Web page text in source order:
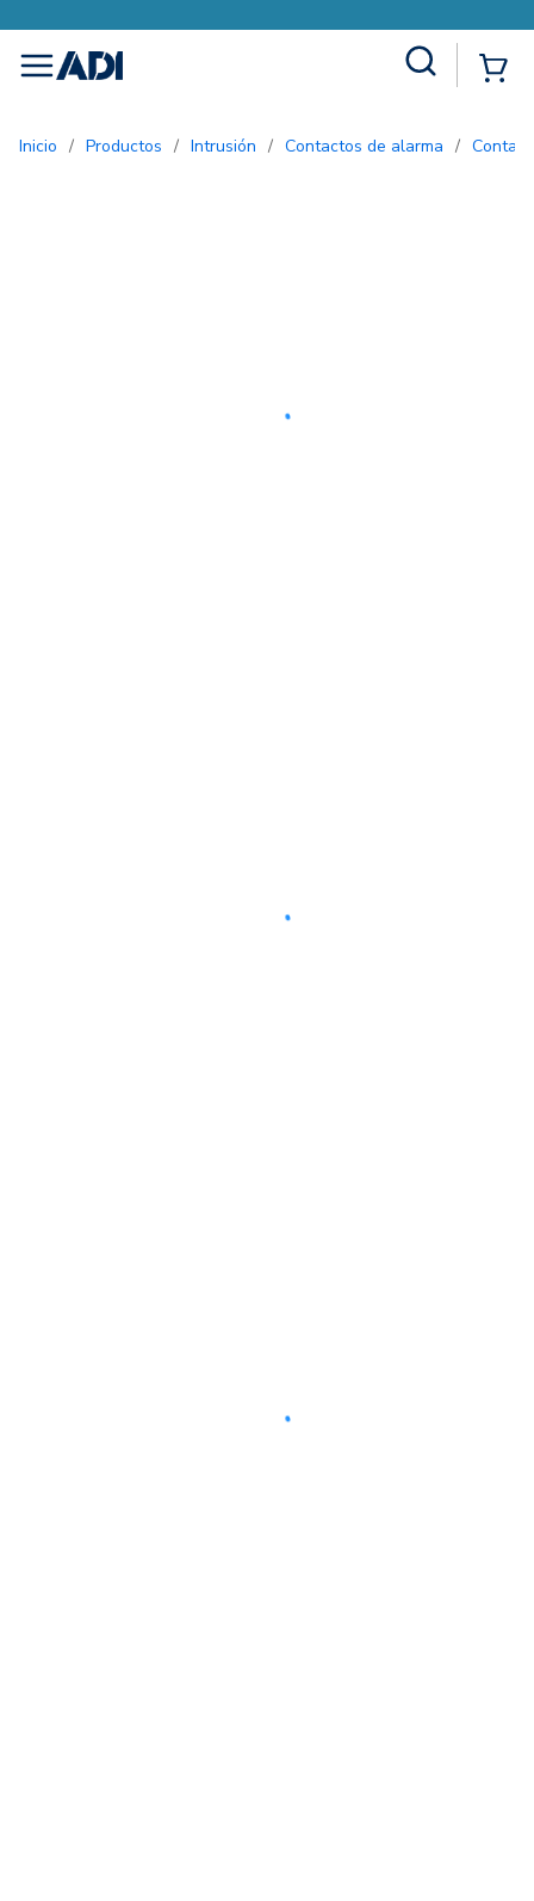
menu
Inicio / Productos / Intrusión / Contactos de alarma /